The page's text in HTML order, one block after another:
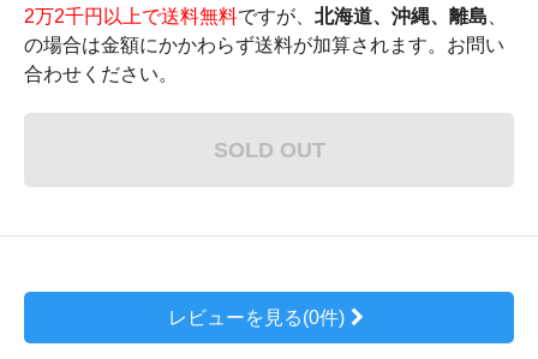
2万2千円以上で送料無料ですが、 北海道、沖縄、離島
の場合は金額にかかわらず送料が加算されます。お問い
合わせください。
SOLD OUT
レビューを見る(0件)